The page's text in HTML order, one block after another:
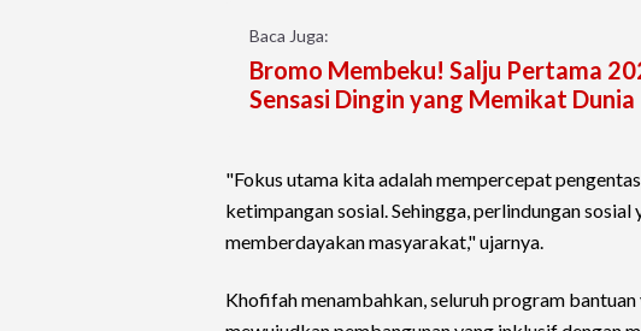
Baca Juga:
Bromo Membeku! Salju Pertama
Sensasi Dingin yang Memikat Dunia
"Fokus utama kita adalah mempercepat
ketimpangan sosial. Sehingga, perlindungan
memberdayakan masyarakat," ujarnya.
Khofifah menambahkan, seluruh program